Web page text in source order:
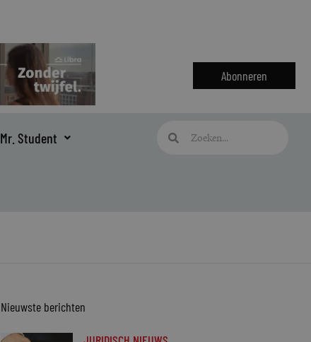
Abonneren
Mr. Student Zoeken
Nieuwste berichten